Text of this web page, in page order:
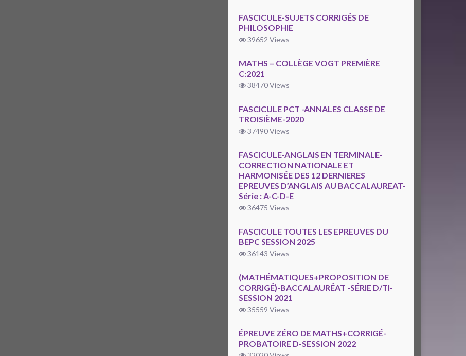
FASCICULE-SUJETS CORRIGÉS DE
PHILOSOPHIE
39652 Views
MATHS – COLLÈGE VOGT PREMIÈRE
C:2021
38470 Views
FASCICULE PCT -ANNALES CLASSE DE
TROISIÈME-2020
37490 Views
FASCICULE-ANGLAIS EN TERMINALE-
CORRECTION NATIONALE ET
HARMONISÉE DES 12 DERNIERES
EPREUVES D’ANGLAIS AU BACCALAUREAT-
Série : A-C-D-E
36475 Views
FASCICULE TOUTES LES EPREUVES DU
BEPC SESSION 2025
36143 Views
(MATHÉMATIQUES+PROPOSITION DE
CORRIGÉ)-BACCALAURÉAT -SÉRIE D/TI-
SESSION 2021
35559 Views
ÉPREUVE ZÉRO DE MATHS+CORRIGÉ-
PROBATOIRE D-SESSION 2022